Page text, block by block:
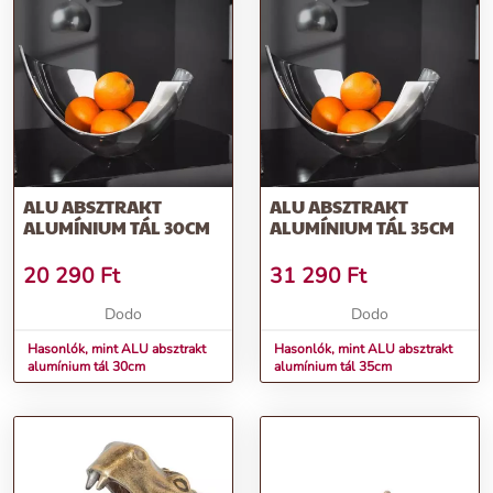
ALU ABSZTRAKT
ALUMÍNIUM TÁL 30CM
20 290 Ft
Dodo
Hasonlók, mint ALU absztrakt
alumínium tál 30cm
ALU ABSZTRAKT
ALUMÍNIUM TÁL 35CM
31 290 Ft
Dodo
Hasonlók, mint ALU absztrakt
alumínium tál 35cm